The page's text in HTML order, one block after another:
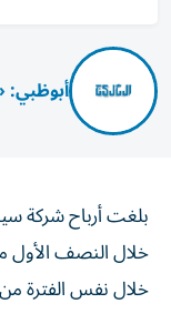
أبوظبي:
خلال نفس الفترة من